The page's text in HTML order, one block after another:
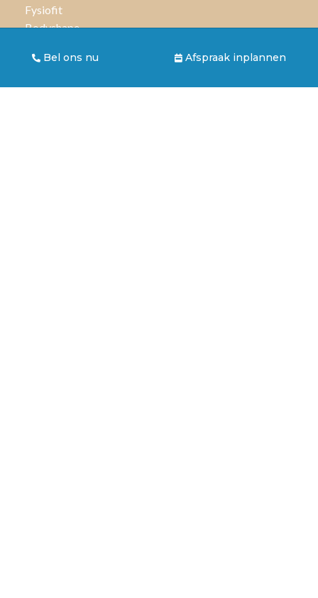
Fysiofit
Bodyshape
Hatha Yoga 60+
Bel ons nu Afspraak inplannen